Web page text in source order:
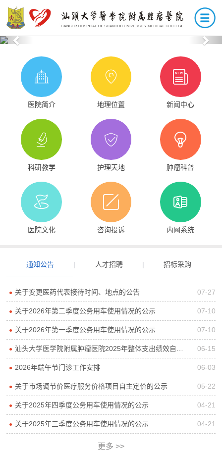
Previous
医院简介 地理位置 新闻中心
科研教学 护理天地 肿瘤科普
医院文化 咨询投诉 内网系统
通知公告 | 人才招聘 | 招标采购
● 关于变更医药代表接待时间、地点的公告 07-27
● 关于2026年第二季度公务用车使用情况的公示 07-10
● 关于2026年第一季度公务用车使用情况的公示 07-10
● 汕头大学医学院附属肿瘤医院2025年整体支出绩效自评报告 06-15
● 2026年端午节门诊工作安排 06-03
● 关于市场调节价医疗服务价格项目自主定价的公示 05-22
● 关于2025年四季度公务用车使用情况的公示 04-21
● 关于2025年三季度公务用车使用情况的公示 04-21
更多 >>